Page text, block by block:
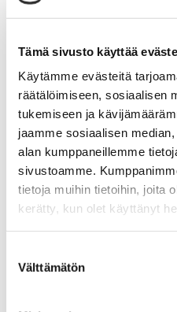
Tämä sivusto käyttää
Käytämme evästeitä
räätälöimiseen, sosiaalisen
tukemiseen ja
jaamme sosiaalisen
alan kumppaneillemme
sivustoamme.
tietoja muihin tietoihin, joita
kerätty, kun olet käyttänyt
valinta
Välttämätön